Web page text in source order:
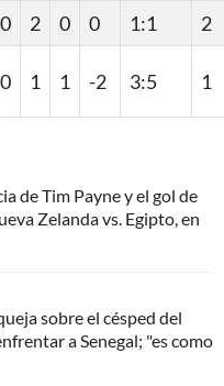
0 2 0 0 1:1 2
0 1 1 -2 3:5 1
de Tim Payne y el gol de
Zelanda vs. Egipto, en
sobre el césped del
a Senegal; "es como